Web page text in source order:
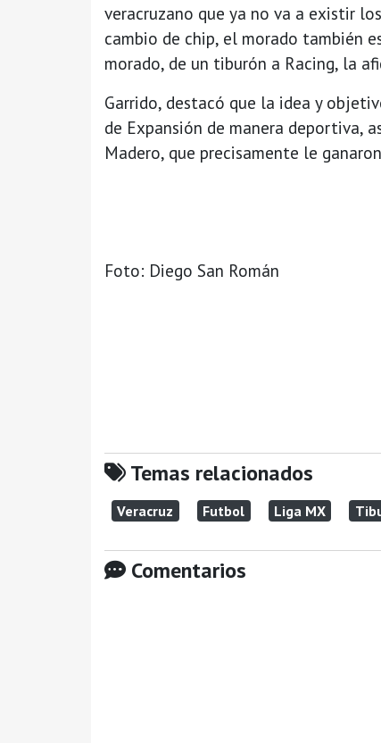
veracruzano que ya no va a existir
cambio de chip, el morado también
morado, de un tiburón a Racing, la
Garrido, destacó que la idea y
de Expansión de manera deportiva,
Madero, que precisamente le
Foto: Diego San Román
Temas relacionados
Veracruz Futbol Liga MX
Comentarios